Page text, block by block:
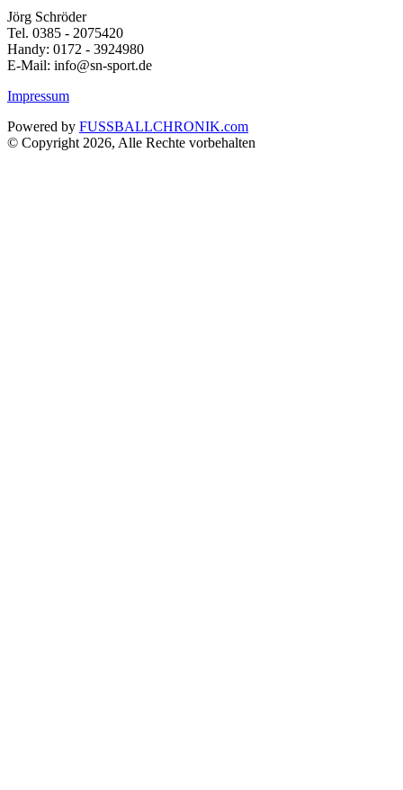
Jörg Schröder
Tel. 0385 - 2075420
Handy: 0172 - 3924980
E-Mail: info@sn-sport.de
Impressum
Powered by FUSSBALLCHRONIK.com
© Copyright 2026, Alle Rechte vorbehalten